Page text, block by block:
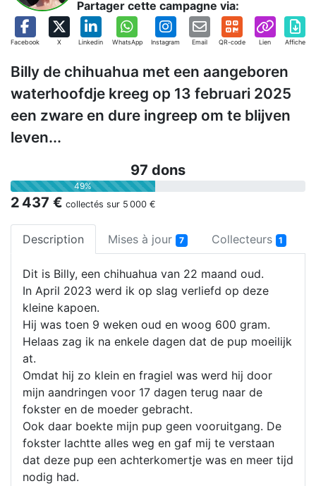
Partager cette campagne via:
Facebook X Linkedin WhatsApp Instagram Email QR-code Lien Affiche
Billy de chihuahua met een aangeboren
waterhoofdje kreeg op 13 februari 2025
een zware en dure ingreep om te blijven
leven...
97 dons
49%
2 437 € collectés sur 5 000 €
Description Mises à jour 7 Collecteurs 1
Dit is Billy, een chihuahua van 22 maand oud.
In April 2023 werd ik op slag verliefd op deze
kleine kapoen.
Hij was toen 9 weken oud en woog 600 gram.
Helaas zag ik na enkele dagen dat de pup moeilijk
at.
Omdat hij zo klein en fragiel was werd hij door
mijn aandringen voor 17 dagen terug naar de
fokster en de moeder gebracht.
Ook daar boekte mijn pup geen vooruitgang. De
fokster lachtte alles weg en gaf mij te verstaan
dat deze pup een achterkomertje was en meer tijd
nodig had.